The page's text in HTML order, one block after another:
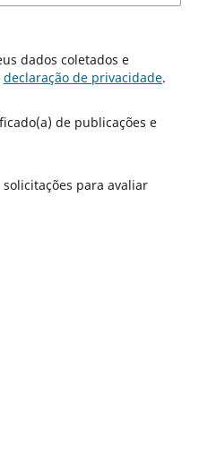
declaração de privacidade.